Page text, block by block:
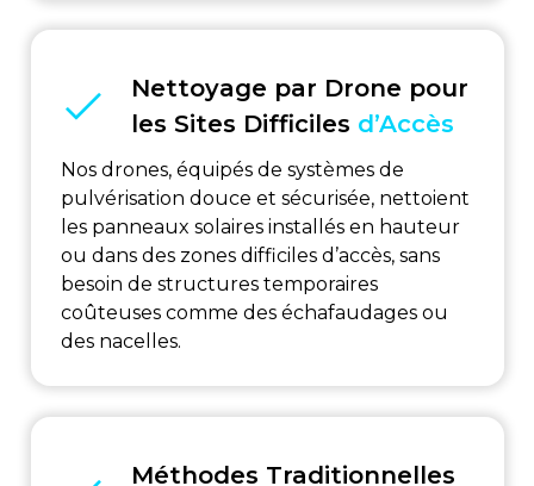
Nettoyage par Drone pour
les Sites Difficiles d’Accès
Nos drones, équipés de systèmes de
pulvérisation douce et sécurisée, nettoient
les panneaux solaires installés en hauteur
ou dans des zones difficiles d’accès, sans
besoin de structures temporaires
coûteuses comme des échafaudages ou
des nacelles.
Méthodes Traditionnelles